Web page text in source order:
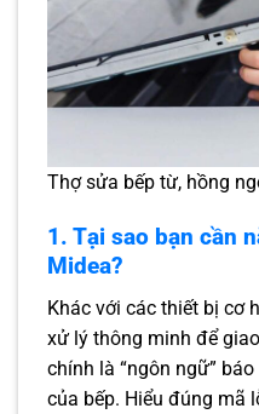
Thợ sửa bếp từ, hồng
1. Tại sao bạn cần
Midea?
Khác với các thiết bị cơ
xử lý thông minh để
chính là “ngôn ngữ”
của bếp. Hiểu đúng mã